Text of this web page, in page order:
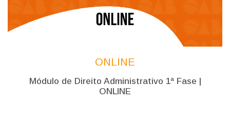
ONLINE
Módulo de Direito Administrativo 1ª Fase |
ONLINE